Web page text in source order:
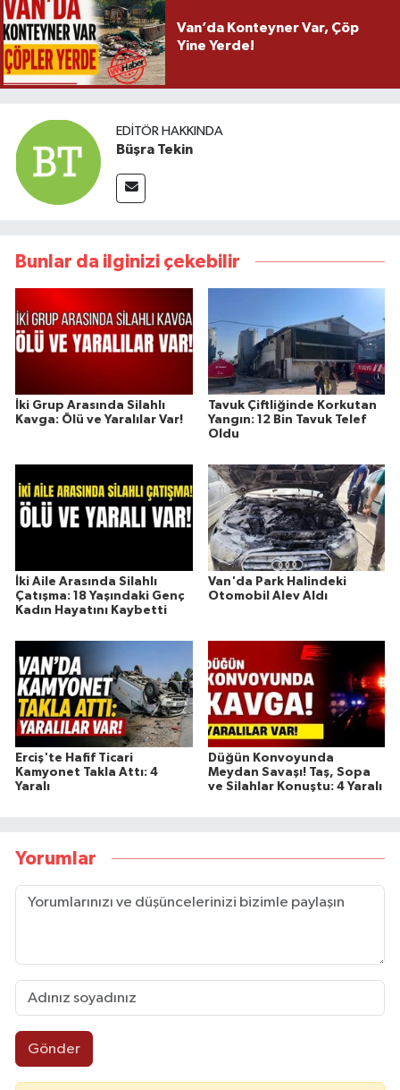
Van’da Konteyner Var, Çöp
Yine Yerde!
EDITÖR HAKKINDA
Büşra Tekin
Bunlar da ilginizi çekebilir
İki Grup Arasında Silahlı
Kavga: Ölü ve Yaralılar Var!
Tavuk Çiftliğinde Korkutan
Yangın: 12 Bin Tavuk Telef
Oldu
İki Aile Arasında Silahlı
Çatışma: 18 Yaşındaki Genç
Kadın Hayatını Kaybetti
Van'da Park Halindeki
Otomobil Alev Aldı
Erciş'te Hafif Ticari
Kamyonet Takla Attı: 4
Yaralı
Düğün Konvoyunda
Meydan Savaşı! Taş, Sopa
ve Silahlar Konuştu: 4 Yaralı
Yorumlar
Gönder